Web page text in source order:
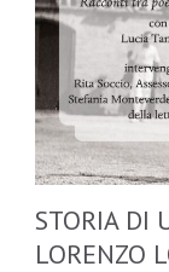
STORIA DI
LORENZO